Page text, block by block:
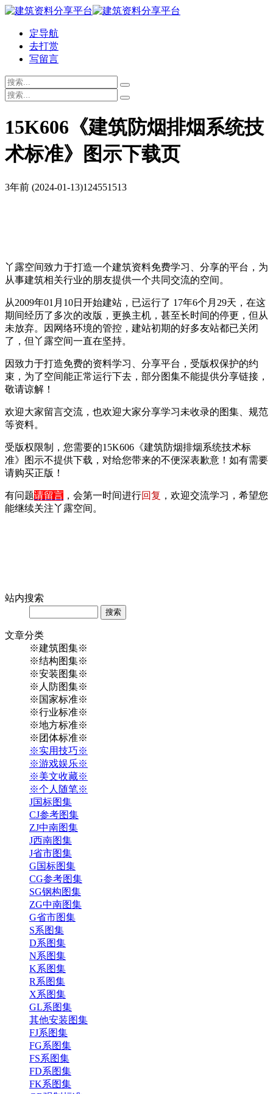
定导航
去打赏
写留言
15K606《建筑防烟排烟系统技
术标准》图示下载页
3年前 (2024-01-13)124551513
丫露空间致力于打造一个建筑资料免费学习、分享的平台，为
从事建筑相关行业的朋友提供一个共同交流的空间。
从2009年01月10日开始建站，已运行了 17年6个月29天，在这
期间经历了多次的改版，更换主机，甚至长时间的停更，但从
未放弃。因网络环境的管控，建站初期的好多友站都已关闭
了，但丫露空间一直在坚持。
因致力于打造免费的资料学习、分享平台，受版权保护的约
束，为了空间能正常运行下去，部分图集不能提供分享链接，
敬请谅解！
欢迎大家留言交流，也欢迎大家分享学习未收录的图集、规范
等资料。
受版权限制，您需要的15K606《建筑防烟排烟系统技术标
准》图示不提供下载，对给您带来的不便深表歉意！如有需要
请购买正版！
有问题请留言 ，会第一时间进行回复 ，欢迎交流学习，希望您
能继续关注丫露空间。
站内搜索
文章分类
※建筑图集※
※结构图集※
※安装图集※
※人防图集※
※国家标准※
※行业标准※
※地方标准※
※团体标准※
※实用技巧※
※游戏娱乐※
※美文收藏※
※个人随笔※
J国标图集
CJ参考图集
ZJ中南图集
J西南图集
J省市图集
G国标图集
CG参考图集
SG钢构图集
ZG中南图集
G省市图集
S系图集
D系图集
N系图集
K系图集
R系图集
X系图集
GL系图集
其他安装图集
FJ系图集
FG系图集
FS系图集
FD系图集
FK系图集